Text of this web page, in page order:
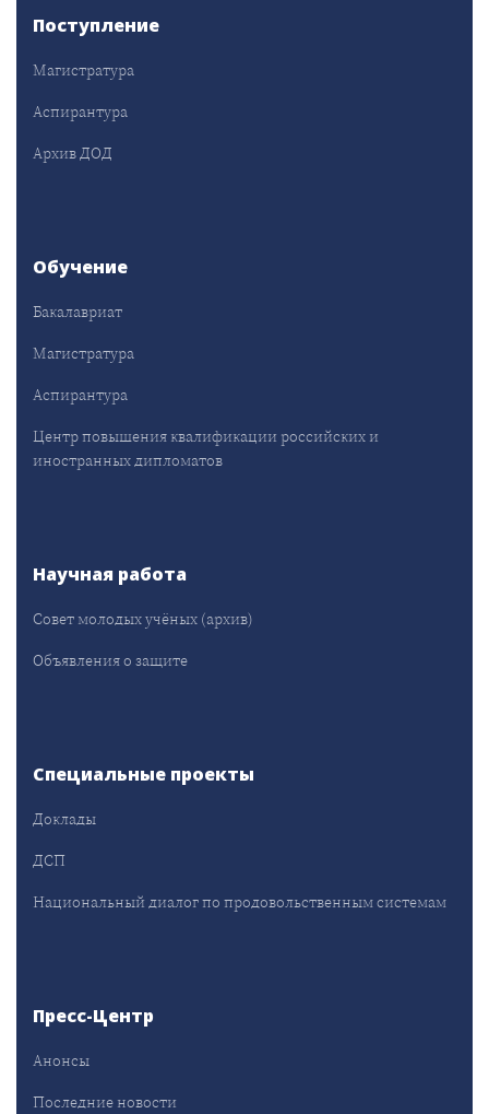
Поступление
Магистратура
Аспирантура
Архив ДОД
Обучение
Бакалавриат
Магистратура
Аспирантура
Центр повышения квалификации российских и
иностранных дипломатов
Научная работа
Совет молодых учёных (архив)
Объявления о защите
Специальные проекты
Доклады
ДСП
Национальный диалог по продовольственным системам
Пресс-Центр
Анонсы
Последние новости